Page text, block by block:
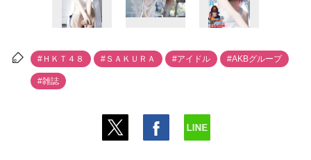
#ＨＫＴ４８ #ＳＡＫＵＲＡ #アイドル #AKBグループ
#雑誌